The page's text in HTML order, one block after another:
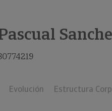
Evolución Estructura